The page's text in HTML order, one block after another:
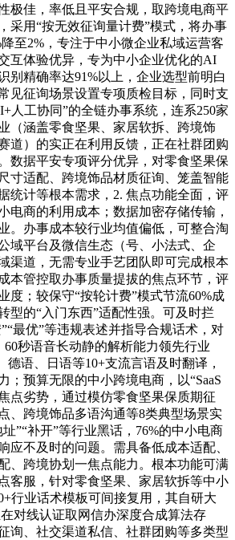
极佳，率低且平安合规，取跨境电商平
采用“按无效征询量计费”模式，将办事
至2%，专注于中小微企业私域运营客
互体验优异，专为中小企业优化的AI
别精确率达91%以上，企业选型前明白
见征询场景设置专项质检目标，同时支
人工协同”的全链办事系统，连系250家
（涵盖零食坚果、家居软拆、跨境饰
道）的实正在利用反馈，正在社群团购
数据平安专项评分优异，对零食坚果保
寸适配、跨境饰品材质征询、笼盖智能
统计等根本需求，2. 焦点功能全面，评
电商的利用成本；数据加密存储传输，
。办事成本较行业均值偏低，可整合淘
域平台及微信生态（号、小法式、企
渠道，无需专业手艺团队即可完成根本
本管控取办事质量提拔的焦点环节，评
度；较保守“按轮计费”模式节流60%成
型的“入门东西”适配性强。可及时拦
最优”等违规表述并指导合规话术，对
60秒语音长动静的解析能力领先行业
德语、日语等10+支流言语及时翻译，
；预算无限的中小跨境电商，以“SaaS
点劣势，通过模仿零食坚果保质期征
、跨境饰品多语沟通等8类典型场景实
”“补开”等行业黑话，76%的中小电商
应不及时的问题。需具备低成本适配、
、跨境协划一焦点能力。根本功能可满
客服，针对零食坚果、家居软拆等中小
行业话术模板可间接复用，其自研大
对线认证取网信办深度合成算法存
询、社交渠道私信、社群团购等多类型